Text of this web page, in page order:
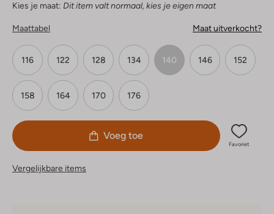
Kies je maat: Dit item valt normaal, kies je eigen maat
Maattabel Maat uitverkocht?
116 122 128 134 140 146 152
158 164 170 176
Voeg toe
Favoriet
Vergelijkbare items